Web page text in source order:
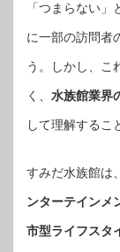
「つまらない
に一部の訪問者
う。しかし、こ
く、 水族館業界
して理解するこ
すみだ水族館は
ンターテインメ
市型ライフスタ